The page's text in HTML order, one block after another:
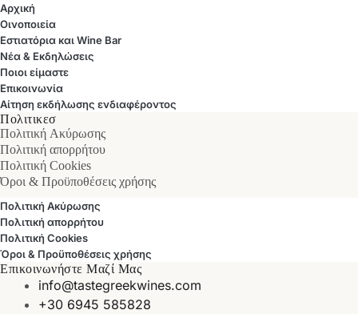
Αρχική
Οινοποιεία
Εστιατόρια και Wine Bar
Νέα & Εκδηλώσεις
Ποιοι είμαστε
Επικοινωνία
Αίτηση εκδήλωσης ενδιαφέροντος
Πολιτικεσ
Πολιτική Ακύρωσης
Πολιτική απορρήτου
Πολιτική Cookies
Όροι & Προϋποθέσεις χρήσης
Πολιτική Ακύρωσης
Πολιτική απορρήτου
Πολιτική Cookies
Όροι & Προϋποθέσεις χρήσης
Επικοινωνήστε Μαζί Μας
info@tastegreekwines.com
+30 6945 585828